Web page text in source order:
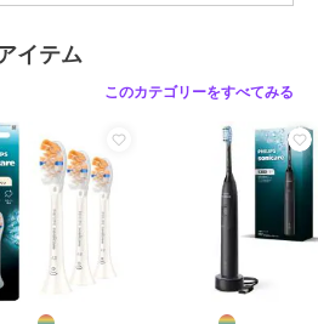
イシコンブ、ウスバアオ
コシルトレはロース、加
添デンプン、グリチルリチ
実エキス、ラウロイルグル
酸Na、ラウリン酸ポリグリ
ー１０、三リン酸５Na、リ
、BG、ペンチレングリコ
oーシメンー５－オール、
キシエタノール、メンソー
イテム
このカテゴリーをすべてみる